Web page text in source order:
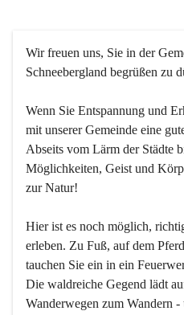
Wir freuen uns, Sie in der
Schneebergland begrüßen zu
Wenn Sie Entspannung und
mit unserer Gemeinde eine
Abseits vom Lärm der Städte
Möglichkeiten, Geist und
zur Natur!
Hier ist es noch möglich,
erleben. Zu Fuß, auf dem
tauchen Sie ein in ein
Die waldreiche Gegend lädt
Wanderwegen zum Wandern